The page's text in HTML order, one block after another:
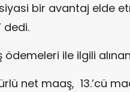
bir avantaj elde
dedi.
ödemeleri ile ilgili
net maaş, 13.’cü